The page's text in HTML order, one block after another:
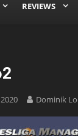
REVIEWS
Dominik